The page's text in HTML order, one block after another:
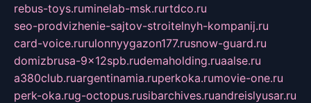
rebus-toys.ruminelab-msk.rurtdco.ru
seo-prodvizhenie-sajtov-stroitelnyh-kompanij.ru
card-voice.rurulonnyygazon177.rusnow-guard.ru
domizbrusa-9x12spb.rudemaholding.ruaalse.ru
a380club.ruargentinamia.ruperkoka.rumovie-one.ru
perk-oka.rug-octopus.rusibarchives.ruandreislyusar.ru